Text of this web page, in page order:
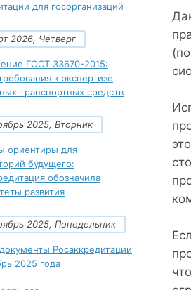
для госорганизаций
2026, Четверг
ГОСТ 33670-2015:
к экспертизе
транспортных средств
2025, Вторник
ориентиры для
будущего:
обозначила
развития
2025, Понедельник
Росаккредитации
2025 года